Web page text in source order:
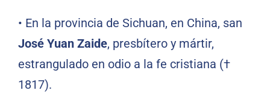
• En la provincia de Sichuan, en China, san
José Yuan Zaide, presbítero y mártir,
estrangulado en odio a la fe cristiana (†
1817).